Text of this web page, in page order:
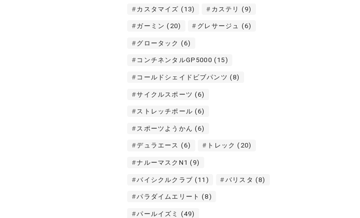
カスタマイズ (13) カステリ (9)
ガーミン (20) グレサージュ (6)
グロータック (6)
コンチネンタルGP5000 (15)
コールドシェイドビブパンツ (8)
サイクルスポーツ (6)
ストレッチポール (6)
スポーツようかん (6)
デュラエース (6) トレック (20)
ナルーマスクN1 (9)
バイシクルクラブ (11) バリスタ (8)
パラダイムエリート (8)
パールイズミ (49)